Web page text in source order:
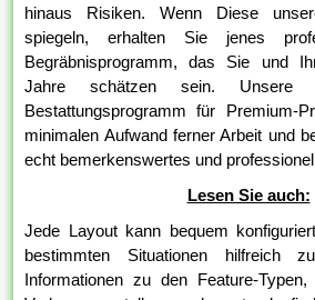
hinaus Risiken. Wenn Diese
spiegeln, erhalten Sie jenes
Begräbnisprogramm, das Sie und
Jahre schätzen sein. Unsere
Bestattungsprogramm für Premium-
minimalen Aufwand ferner Arbeit und
echt bemerkenswertes und
Lesen Sie auch:
Jede Layout kann bequem
bestimmten Situationen hilfreich
Informationen zu den Feature-